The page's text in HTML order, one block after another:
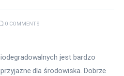
0 COMMENTS
jest bardzo
dla środowiska. Dobrze